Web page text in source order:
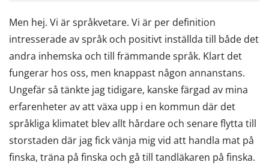
ett
nytt
fönster,
flyttar
annan
tjänst)
Men hej. Vi är språkvetare. Vi är per definition
intresserade av språk och positivt inställda till både det
andra inhemska och till främmande språk. Klart det
fungerar hos oss, men knappast någon annanstans.
Ungefär så tänkte jag tidigare, kanske färgad av mina
erfarenheter av att växa upp i en kommun där det
språkliga klimatet blev allt hårdare och senare flytta till
storstaden där jag fick vänja mig vid att handla mat på
finska, träna på finska och gå till tandläkaren på finska.